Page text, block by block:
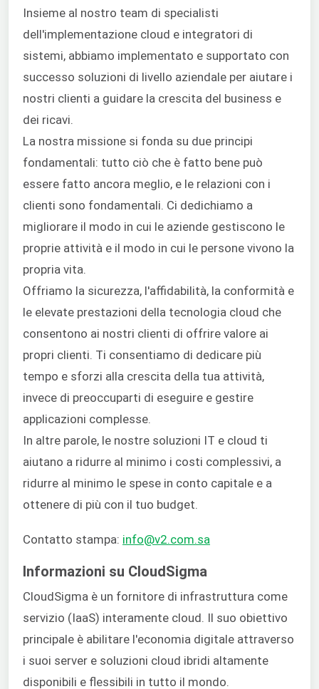
Insieme al nostro team di specialisti
dell'implementazione cloud e integratori di
sistemi, abbiamo implementato e supportato con
successo soluzioni di livello aziendale per aiutare i
nostri clienti a guidare la crescita del business e
dei ricavi.
La nostra missione si fonda su due principi
fondamentali: tutto ciò che è fatto bene può
essere fatto ancora meglio, e le relazioni con i
clienti sono fondamentali. Ci dedichiamo a
migliorare il modo in cui le aziende gestiscono le
proprie attività e il modo in cui le persone vivono la
propria vita.
Offriamo la sicurezza, l'affidabilità, la conformità e
le elevate prestazioni della tecnologia cloud che
consentono ai nostri clienti di offrire valore ai
propri clienti. Ti consentiamo di dedicare più
tempo e sforzi alla crescita della tua attività,
invece di preoccuparti di eseguire e gestire
applicazioni complesse.
In altre parole, le nostre soluzioni IT e cloud ti
aiutano a ridurre al minimo i costi complessivi, a
ridurre al minimo le spese in conto capitale e a
ottenere di più con il tuo budget.
Contatto stampa: info@v2.com.sa
Informazioni su CloudSigma
CloudSigma è un fornitore di infrastruttura come
servizio (IaaS) interamente cloud. Il suo obiettivo
principale è abilitare l'economia digitale attraverso
i suoi server e soluzioni cloud ibridi altamente
disponibili e flessibili in tutto il mondo.